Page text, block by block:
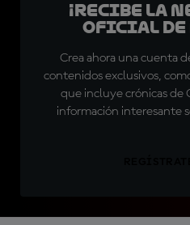
¡Recibe la
oficial de
Crea ahora una cuenta
contenidos exclusivos,
que incluye crónicas de
información interesante